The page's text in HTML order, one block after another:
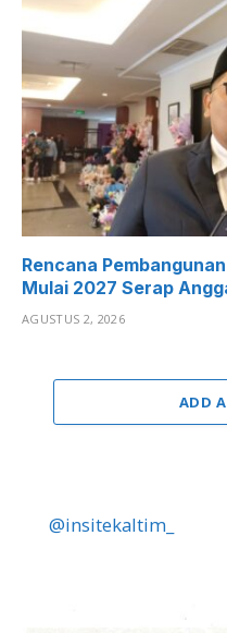
Rencana
Mulai 2027 Serap
AGUSTUS 2, 2026
ADD
@insitekaltim_